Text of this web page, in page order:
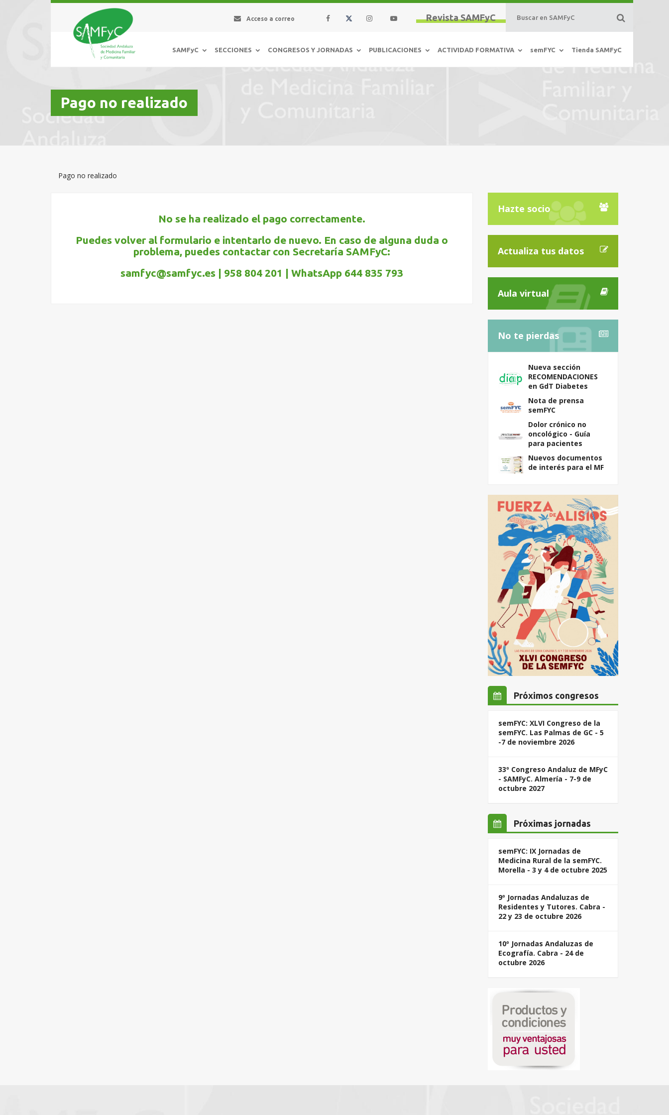
Revista SAMFyC
Acceso a correo
SAMFyC SECCIONES CONGRESOS Y JORNADAS PUBLICACIONES ACTIVIDAD FORMATIVA semFYC Tienda SAMFyC
Pago no realizado
Pago no realizado
No se ha realizado el pago correctamente.
Puedes volver al formulario e intentarlo de nuevo. En caso de alguna duda o
problema, puedes contactar con Secretaría SAMFyC:
samfyc@samfyc.es | 958 804 201 | WhatsApp 644 835 793
Hazte socio
Actualiza tus datos
Aula virtual
No te pierdas
Nueva sección
RECOMENDACIONES
en GdT Diabetes
Nota de prensa
semFYC
Dolor crónico no
oncológico - Guía
para pacientes
Nuevos documentos
de interés para el MF
Próximos congresos
semFYC: XLVI Congreso de la
semFYC. Las Palmas de GC - 5
-7 de noviembre 2026
33º Congreso Andaluz de MFyC
- SAMFyC. Almería - 7-9 de
octubre 2027
Próximas jornadas
semFYC: IX Jornadas de
Medicina Rural de la semFYC.
Morella - 3 y 4 de octubre 2025
9º Jornadas Andaluzas de
Residentes y Tutores. Cabra -
22 y 23 de octubre 2026
10º Jornadas Andaluzas de
Ecografía. Cabra - 24 de
octubre 2026